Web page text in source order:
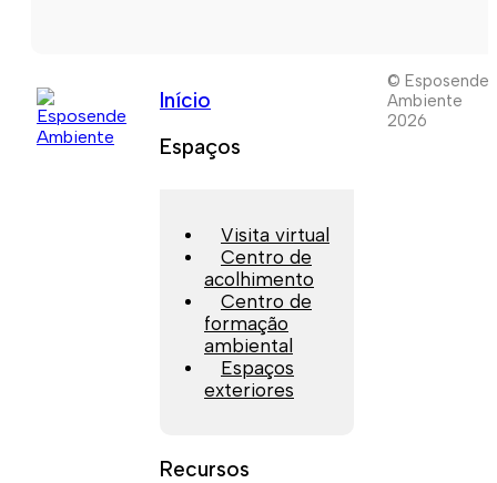
Início
Espaços
Visita virtual
Centro de
acolhimento
Centro de
formação
ambiental
Espaços
exteriores
Recursos
© Esposende
Ambiente
2026